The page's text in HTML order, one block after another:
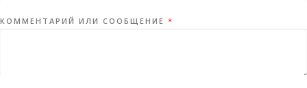
КОММЕНТАРИЙ ИЛИ СООБЩЕНИЕ *